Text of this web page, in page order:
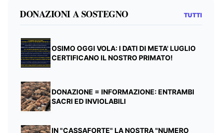
DONAZIONI A SOSTEGNO TUTTI
OSIMO OGGI VOLA: I DATI DI META' LUGLIO
CERTIFICANO IL NOSTRO PRIMATO!
DONAZIONE = INFORMAZIONE: ENTRAMBI
SACRI ED INVIOLABILI
IN "CASSAFORTE" LA NOSTRA "NUMERO